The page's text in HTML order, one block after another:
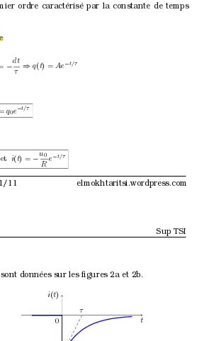
ordre caractérisé par la constante de temps
−
dt
τ ⇒q(t) = Ae − t/τ
q0e t/τ
et i(t) = −
u0
R
e t/τ
1/11 elmokhtaritsi.wordpress.com
Sup TSI
sont données sur les ﬁgures 2a et 2b.
0
i(t)
t
τ